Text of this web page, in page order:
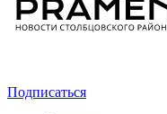
Подписаться